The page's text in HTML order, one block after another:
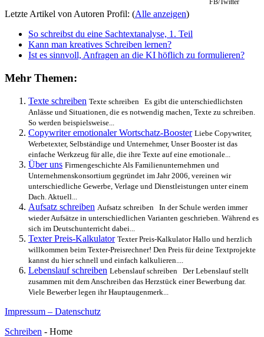
FB/Twitter
Letzte Artikel von Autoren Profil: (Alle anzeigen)
So schreibst du eine Sachtextanalyse, 1. Teil
Kann man kreatives Schreiben lernen?
Ist es sinnvoll, Anfragen an die KI höflich zu formulieren?
Mehr Themen:
Texte schreiben Texte schreiben Es gibt die unterschiedlichsten
Anlässe und Situationen, die es notwendig machen, Texte zu schreiben.
So werden beispielsweise...
Copywriter emotionaler Wortschatz-Booster Liebe Copywriter,
Werbetexter, Selbständige und Unternehmer, Unser Booster ist das
einfache Werkzeug für alle, die ihre Texte auf eine emotionale...
Über uns Firmengeschichte Als Familienunternehmen und
Unternehmenskonsortium gegründet im Jahr 2006, vereinen wir
unterschiedliche Gewerbe, Verlage und Dienstleistungen unter einem
Dach. Aktuell...
Aufsatz schreiben Aufsatz schreiben In der Schule werden immer
wieder Aufsätze in unterschiedlichen Varianten geschrieben. Während es
sich im Deutschunterricht dabei...
Texter Preis-Kalkulator Texter Preis-Kalkulator Hallo und herzlich
willkommen beim Texter-Preisrechner! Den Preis für deine Textprojekte
kannst du hier schnell und einfach kalkulieren....
Lebenslauf schreiben Lebenslauf schreiben Der Lebenslauf stellt
zusammen mit dem Anschreiben das Herzstück einer Bewerbung dar.
Viele Bewerber legen ihr Hauptaugenmerk...
Impressum – Datenschutz
Schreiben - Home